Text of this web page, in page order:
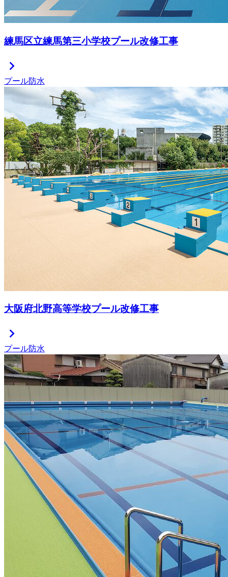
練馬区立練馬第三小学校プール改修工事
chevron_right
プール防水
大阪府北野高等学校プール改修工事
chevron_right
プール防水